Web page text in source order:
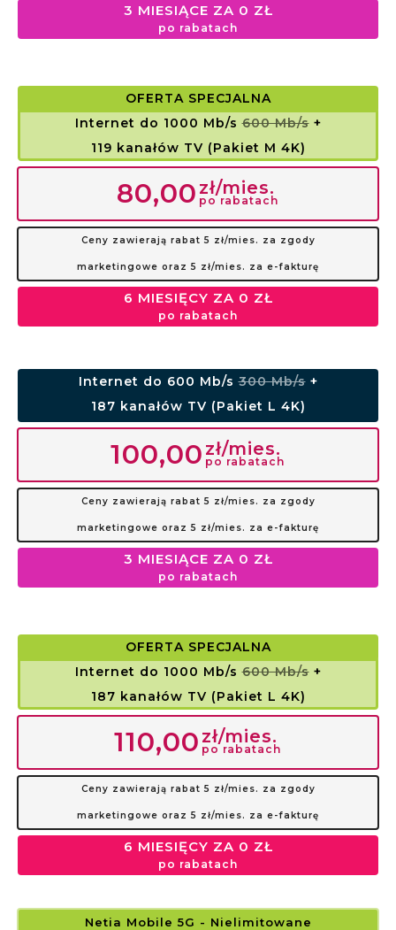
3 MIESIĄCE ZA 0 ZŁ
po rabatach
OFERTA SPECJALNA
Internet do 1000 Mb/s600 Mb/s+
119 kanałów TV (Pakiet M 4K)
80,00 zł/mies.
po rabatach
Ceny zawierają rabat 5 zł/mies. za zgody
marketingowe oraz 5 zł/mies. za e-fakturę
6 MIESIĘCY ZA 0 ZŁ
po rabatach
Internet do 600 Mb/s300 Mb/s+
187 kanałów TV (Pakiet L 4K)
100,00 zł/mies.
po rabatach
Ceny zawierają rabat 5 zł/mies. za zgody
marketingowe oraz 5 zł/mies. za e-fakturę
3 MIESIĄCE ZA 0 ZŁ
po rabatach
OFERTA SPECJALNA
Internet do 1000 Mb/s600 Mb/s+
187 kanałów TV (Pakiet L 4K)
110,00 zł/mies.
po rabatach
Ceny zawierają rabat 5 zł/mies. za zgody
marketingowe oraz 5 zł/mies. za e-fakturę
6 MIESIĘCY ZA 0 ZŁ
po rabatach
Netia Mobile 5G - Nielimitowane